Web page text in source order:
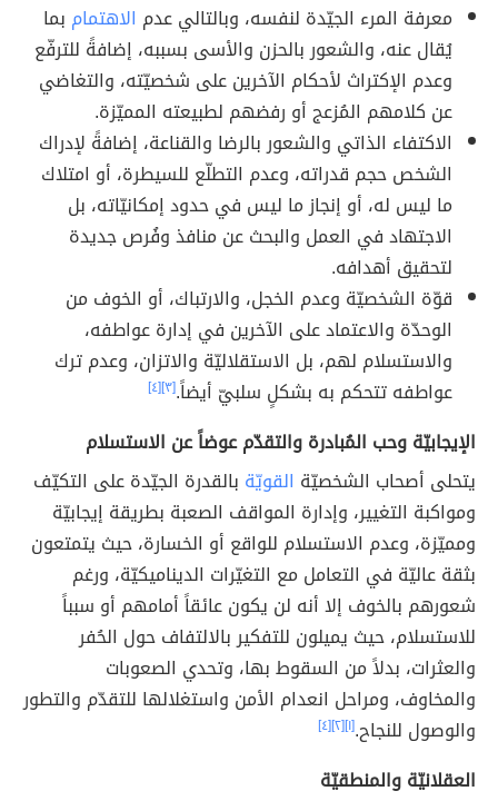
معرفة المرء الجيّدة لنفسه، وبالتالي عدم الاهتمام بما
يُقال عنه، والشعور بالحزن والأسى بسببه، إضافةً للترفّع
وعدم الإكتراث لأحكام الآخرين على شخصيّته، والتغاضي
عن كلامهم المُزعج أو رفضهم لطبيعته المميّزة.
الاكتفاء الذاتي والشعور بالرضا والقناعة، إضافةً لإدراك
الشخص حجم قدراته، وعدم التطلّع للسيطرة، أو امتلاك
ما ليس له، أو إنجاز ما ليس في حدود إمكانيّاته، بل
الاجتهاد في العمل والبحث عن منافذ وفُرص جديدة
لتحقيق أهدافه.
قوّة الشخصيّة وعدم الخجل، والارتباك، أو الخوف من
الوحدّة والاعتماد على الآخرين في إدارة عواطفه،
والاستسلام لهم، بل الاستقلاليّة والاتزان، وعدم ترك
عواطفه تتحكم به بشكلٍ سلبيّ أيضاً.[٣] [٤]
الإيجابيّة وحب المُبادرة والتقدّم عوضاً عن الاستسلام
يتحلى أصحاب الشخصيّة القويّة بالقدرة الجيّدة على التكيّف
ومواكبة التغيير، وإدارة المواقف الصعبة بطريقة إيجابيّة
ومميّزة، وعدم الاستسلام للواقع أو الخسارة، حيث يتمتعون
بثقة عاليّة في التعامل مع التغيّرات الديناميكيّة، ورغم
شعورهم بالخوف إلا أنه لن يكون عائقاً أمامهم أو سبباً
للاستسلام، حيث يميلون للتفكير بالالتفاف حول الحُفر
والعثرات، بدلاً من السقوط بها، وتحدي الصعوبات
والمخاوف، ومراحل انعدام الأمن واستغلالها للتقدّم والتطور
والوصول للنجاح.[١] [٢] [٤]
العقلانيّة والمنطقيّة